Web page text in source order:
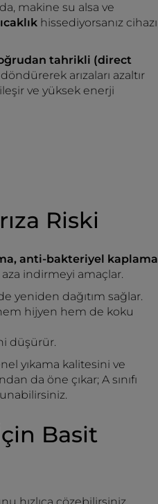
makine su alsa ve
hissediyorsanız cihazı
tahrikli (direct
arızaları azaltır
ve yüksek enerji
Riski
anti-bakteriyel kaplama
indirmeyi amaçlar.
yeniden dağıtım sağlar.
hijyen hem de koku
düşürür.
yıkama kalitesini ve
da öne çıkar; A sınıfı
Basit